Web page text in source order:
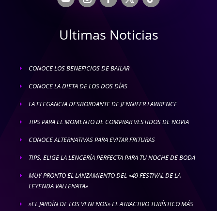
Ultimas Noticias
E CONOCE LOS BENEFICIOS DE BAILAR
E CONOCE LA DIETA DE LOS DOS DÍAS
E LA ELEGANCIA DESBORDANTE DE JENNIFER LAWRENCE
E TIPS PARA EL MOMENTO DE COMPRAR VESTIDOS DE NOVIA
E CONOCE ALTERNATIVAS PARA EVITAR FRITURAS
E TIPS, ELIGE LA LENCERÍA PERFECTA PARA TU NOCHE DE BODA
E
MUY PRONTO EL LANZAMIENTO DEL «49 FESTIVAL DE LA
LEYENDA VALLENATA»
E
»EL JARDÍN DE LOS VENENOS» EL ATRACTIVO TURÍSTICO MÁS